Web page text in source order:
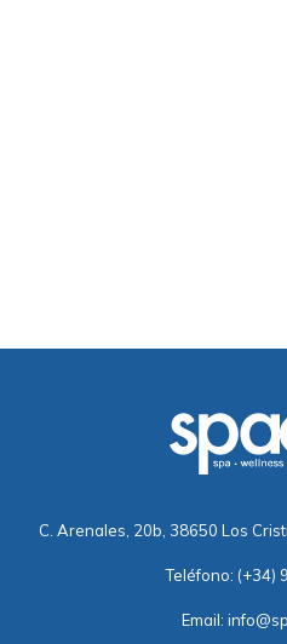
C. Arenales, 20b, 38650 Los
Teléfono: (+34)
Email: